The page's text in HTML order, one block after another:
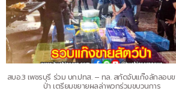
สบอ.3 เพชรบุรี ร่วม บก.ปทส. – ทล. สกัดจับแก๊งลักลอบ
ป่า เตรียมขยายผลล่าพวกร่วมขบวนการ